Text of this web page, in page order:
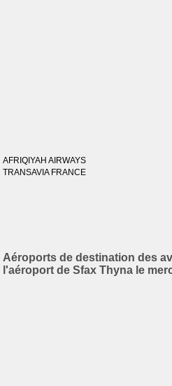
AFRIQIYAH AIRWAYS
TRANSAVIA FRANCE
Aéroports de destination des
l'aéroport de Sfax Thyna le